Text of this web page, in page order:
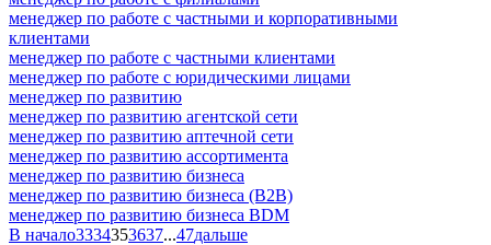
менеджер по работе с частными и корпоративными
клиентами
менеджер по работе с частными клиентами
менеджер по работе с юридическими лицами
менеджер по развитию
менеджер по развитию агентской сети
менеджер по развитию аптечной сети
менеджер по развитию ассортимента
менеджер по развитию бизнеса
менеджер по развитию бизнеса (B2B)
менеджер по развитию бизнеса BDM
В начало3334353637...47дальше